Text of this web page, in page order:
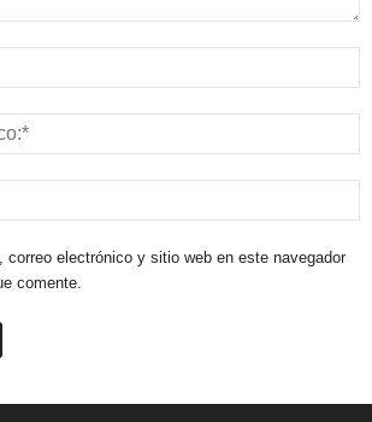
correo electrónico y sitio web en este navegador
comente.